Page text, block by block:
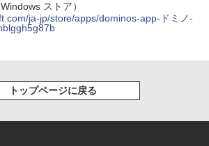
ストア）
ja-jp/store/apps/dominos-app-ドミノ-
トップページに戻る